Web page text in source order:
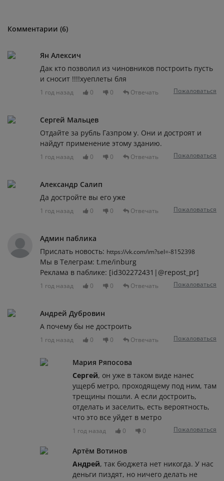
Комментарии (6)
Ян Алексич
Дак кто позволил из чиновников построить пусть
и сносит !!!!хуеплеты бля
1 год назад 0 0 Отвечать Пожаловаться
Сергей Мальцев
Отдайте за рубль Газпром у. Они и достроят и
найдут применение этому зданию.
1 год назад 0 0 Отвечать Пожаловаться
Александр Салип
Да достройте вы его уже
1 год назад 0 0 Отвечать Пожаловаться
Админ паблика
Прислать новость: https://vk.com/im?sel=-8152398
Мы в Телеграм: t.me/inburg
Реклама в паблике: [id302272431|@repost_pr]
1 год назад 0 0 Отвечать Пожаловаться
Андрей Дубровин
А почему бы не достроить
1 год назад 0 0 Отвечать Пожаловаться
Мария Ряпосова
Сергей, он уже в таком виде нанес
ущерб метро, проходящему под ним, там
трещины пошли. А если достроить,
отделать и заселить, есть вероятность,
что это все уйдет в метро
1 год назад 0 0 Пожаловаться
Артём Вотинов
Андрей, так бюджета нет никогда. У нас
деньги пиздят, но ничего делать не